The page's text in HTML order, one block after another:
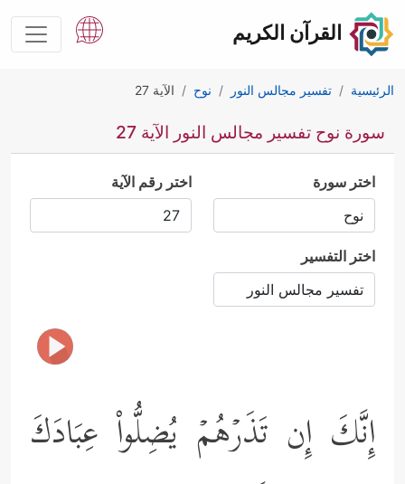
القرآن الكريم
الرئيسية تفسير مجالس النور نوح الآية 27
سورة نوح تفسير مجالس النور الآية 27
اختر سورة اختر رقم الآية
اختر التفسير
إِنَّكَ إِن تَذَرۡهُمۡ یُضِلُّواْ عِبَادَكَ